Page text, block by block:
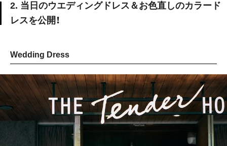
2. 当日のウエディングドレス＆お色直しのカラード
レスを公開！
Wedding Dress